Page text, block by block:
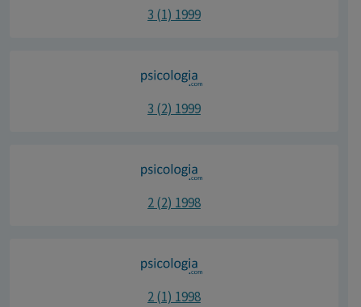
3 (1) 1999
3 (2) 1999
2 (2) 1998
2 (1) 1998